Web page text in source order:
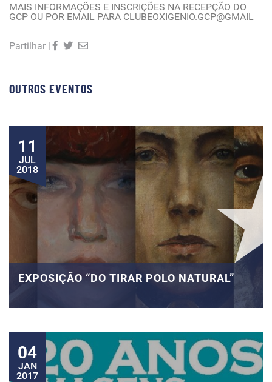
MAIS INFORMAÇÕES E INSCRIÇÕES NA RECEPÇÃO DO
GCP OU POR EMAIL PARA CLUBEOXIGENIO.GCP@GMAIL
Partilhar |
OUTROS EVENTOS
11
JUL
2018
EXPOSIÇÃO “DO TIRAR POLO NATURAL”
04
JAN
2017